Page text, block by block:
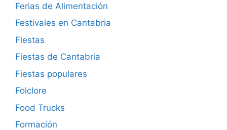
Ferias de Alimentación
Festivales en Cantabria
Fiestas
Fiestas de Cantabria
Fiestas populares
Folclore
Food Trucks
Formación